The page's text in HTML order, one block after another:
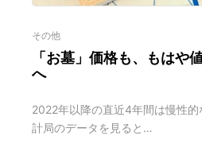
その他
「お墓」価格も、もはや
へ
2022年以降の直近4年間は慢性
計局のデータを見ると…